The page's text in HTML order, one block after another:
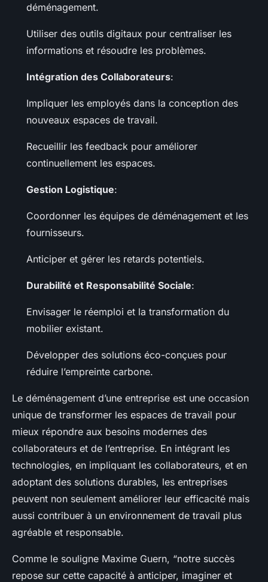
déménagement.
Utiliser des outils digitaux pour centraliser les
informations et résoudre les problèmes.
Intégration des Collaborateurs:
Impliquer les employés dans la conception des
nouveaux espaces de travail.
Recueillir les feedback pour améliorer
continuellement les espaces.
Gestion Logistique:
Coordonner les équipes de déménagement et les
fournisseurs.
Anticiper et gérer les retards potentiels.
Durabilité et Responsabilité Sociale:
Envisager le réemploi et la transformation du
mobilier existant.
Développer des solutions éco-conçues pour
réduire l’empreinte carbone.
Le déménagement d’une entreprise est une occasion
unique de transformer les espaces de travail pour
mieux répondre aux besoins modernes des
collaborateurs et de l’entreprise. En intégrant les
technologies, en impliquant les collaborateurs, et en
adoptant des solutions durables, les entreprises
peuvent non seulement améliorer leur efficacité mais
aussi contribuer à un environnement de travail plus
agréable et responsable.
Comme le souligne Maxime Guern, “notre succès
repose sur cette capacité à anticiper, imaginer et